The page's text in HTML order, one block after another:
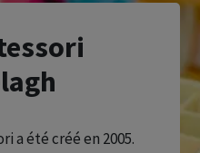
a été créé en 2005.